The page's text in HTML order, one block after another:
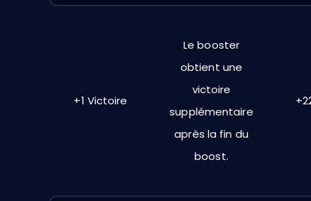
+1 Victoire
Le booster
obtient une
victoire
supplémentaire
après la fin du
boost.